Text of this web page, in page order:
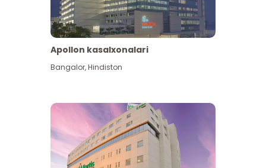
Apollon kasalxonalari
Bangalor,Hindiston